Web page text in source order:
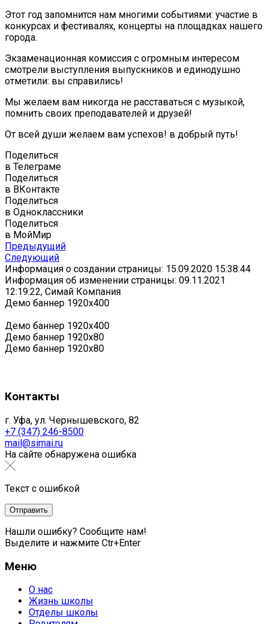
Этот год запомнится нам многими событиями: участие в
конкурсах и фестивалях, концерты на площадках нашего
города.
Экзаменационная комиссия с огромным интересом
смотрели выступления выпускников и единодушно
отметили: вы справились!
Мы желаем вам никогда не расставаться с музыкой,
помнить своих преподавателей и друзей!
От всей души желаем вам успехов! в добрый путь!
Поделиться
в Телеграме
Поделиться
в ВКонтакте
Поделиться
в Одноклассники
Поделиться
в МойМир
Предыдущий
Следующий
Информация о создании страницы: 15.09.2020 15:38:44
Информация об изменении страницы: 09.11.2021
12:19:22, Симай Компания
Демо баннер 1920х400
Демо баннер 1920х400
Демо баннер 1920x80
Демо баннер 1920x80
Контакты
г. Уфа, ул. Чернышевского, 82
+7 (347) 246-8500
mail@simai.ru
На сайте обнаружена ошибка
Текст с ошибкой
Нашли ошибку? Сообщите нам!
Выделите и нажмите Ctr+Enter
Меню
О нас
Жизнь школы
Отделы школы